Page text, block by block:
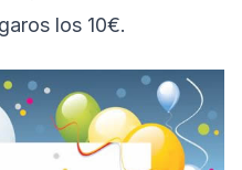
los 10€.